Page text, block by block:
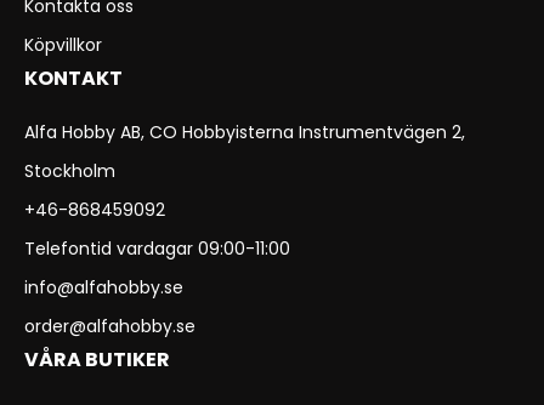
Kontakta oss
Köpvillkor
KONTAKT
Alfa Hobby AB, CO Hobbyisterna Instrumentvägen 2,
Stockholm
+46-868459092
Telefontid vardagar 09:00-11:00
info@alfahobby.se
order@alfahobby.se
VÅRA BUTIKER